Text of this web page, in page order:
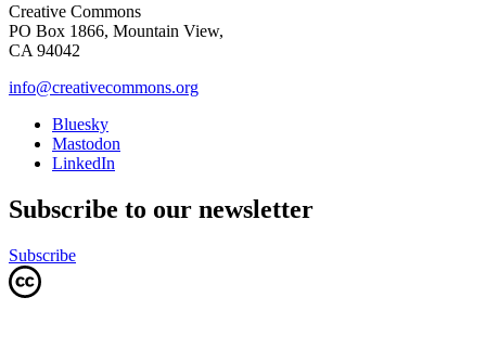
Creative Commons
PO Box 1866, Mountain View,
CA 94042
info@creativecommons.org
Bluesky
Mastodon
LinkedIn
Subscribe to our newsletter
Subscribe